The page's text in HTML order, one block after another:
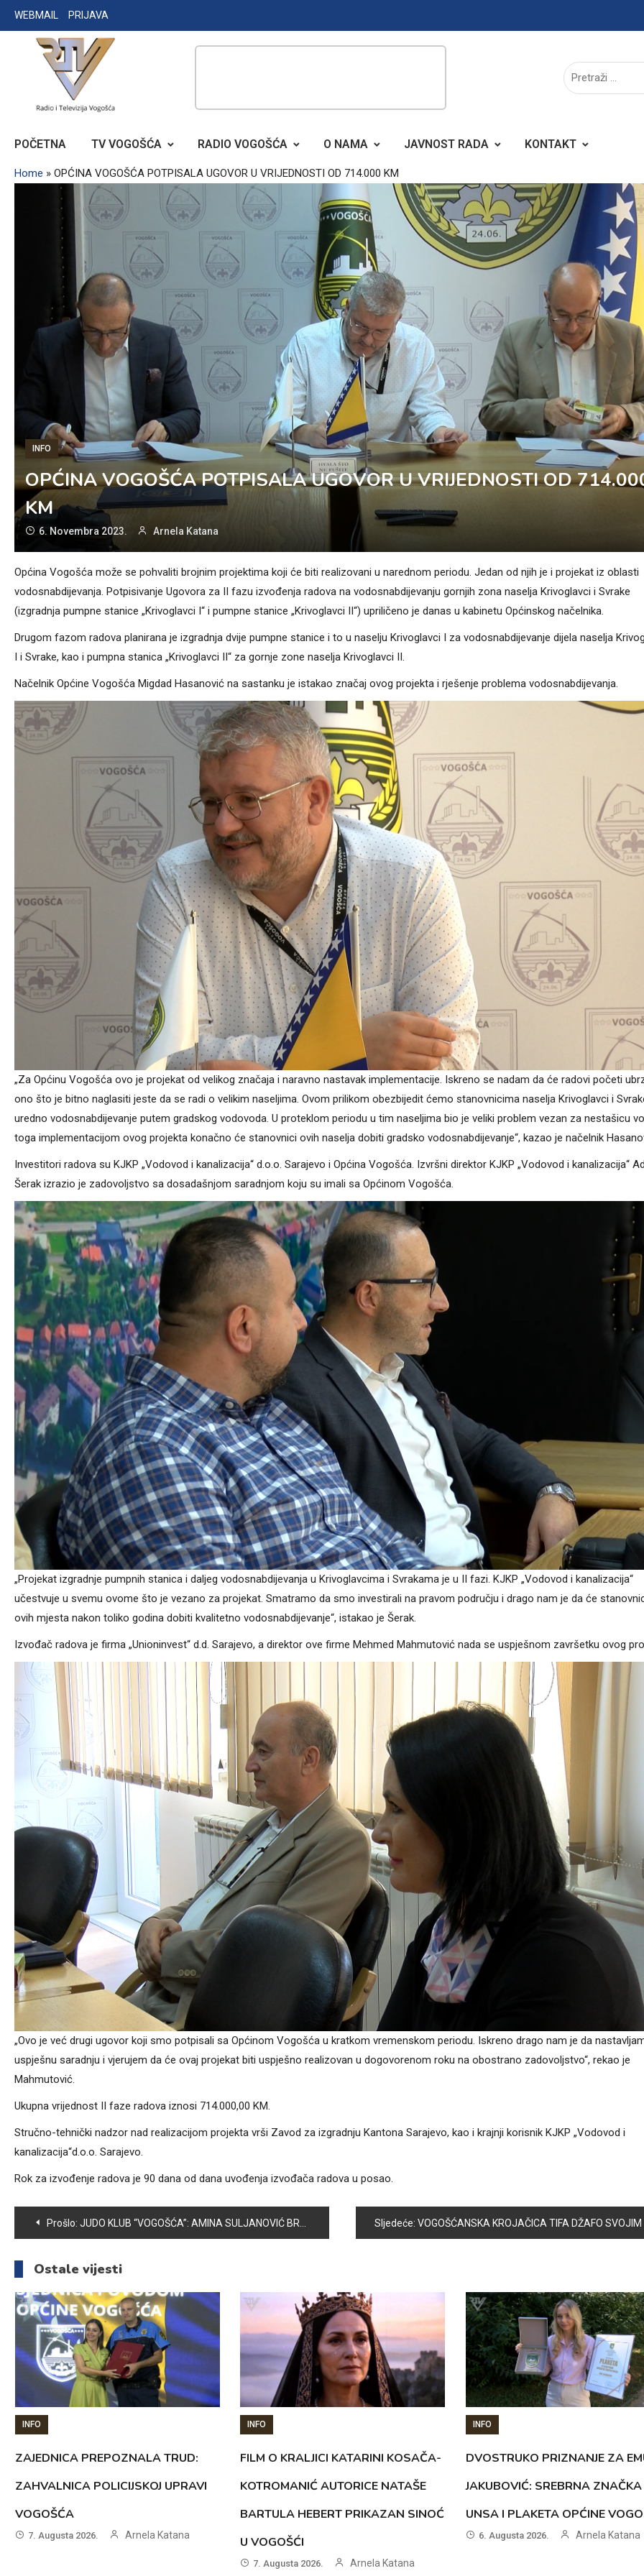
Skip
to
WEBMAIL PRIJAVA
RADIO TELEVIZIJA VOGOŠĆA
POČETNA TV VOGOŠĆA RADIO VOGOŠĆA O NAMA JAVNOST RADA KONTAKT
Home » OPĆINA VOGOŠĆA POTPISALA UGOVOR U VRIJEDNOSTI OD 714.000 KM
INFO
OPĆINA VOGOŠĆA POTPISALA UGOVOR U VRIJEDNOSTI OD
KM
6. Novembra 2023. Arnela Katana
Općina Vogošća može se pohvaliti brojnim projektima koji će biti realizovani u narednom periodu. Jedan od njih je i projekat iz oblasti
vodosnabdijevanja. Potpisivanje Ugovora za II fazu izvođenja radova na vodosnabdijevanju gornjih zona naselja Krivoglavci i Svrake
(izgradnja pumpne stanice „Krivoglavci I“ i pumpne stanice „Krivoglavci II“) upriličeno je danas u kabinetu Općinskog načelnika.
Drugom fazom radova planirana je izgradnja dvije pumpne stanice i to u naselju Krivoglavci I za vodosnabdijevanje dijela naselja
I i Svrake, kao i pumpna stanica „Krivoglavci II“ za gornje zone naselja Krivoglavci II.
Načelnik Općine Vogošća Migdad Hasanović na sastanku je istakao značaj ovog projekta i rješenje problema vodosnabdijevanja.
„Za Općinu Vogošća ovo je projekat od velikog značaja i naravno nastavak implementacije. Iskreno se nadam da će radovi početi
ono što je bitno naglasiti jeste da se radi o velikim naseljima. Ovom prilikom obezbijedit ćemo stanovnicima naselja Krivoglavci i
uredno vodosnabdijevanje putem gradskog vodovoda. U proteklom periodu u tim naseljima bio je veliki problem vezan za nestašicu
toga implementacijom ovog projekta konačno će stanovnici ovih naselja dobiti gradsko vodosnabdijevanje“, kazao je načelnik
Investitori radova su KJKP „Vodovod i kanalizacija“ d.o.o. Sarajevo i Općina Vogošća. Izvršni direktor KJKP „Vodovod i kanalizacija“
Šerak izrazio je zadovoljstvo sa dosadašnjom saradnjom koju su imali sa Općinom Vogošća.
„Projekat izgradnje pumpnih stanica i daljeg vodosnabdijevanja u Krivoglavcima i Svrakama je u II fazi. KJKP „Vodovod i kanalizacija“
učestvuje u svemu ovome što je vezano za projekat. Smatramo da smo investirali na pravom području i drago nam je da će
ovih mjesta nakon toliko godina dobiti kvalitetno vodosnabdijevanje“, istakao je Šerak.
Izvođač radova je firma „Unioninvest“ d.d. Sarajevo, a direktor ove firme Mehmed Mahmutović nada se uspješnom završetku ovog
„Ovo je već drugi ugovor koji smo potpisali sa Općinom Vogošća u kratkom vremenskom periodu. Iskreno drago nam je da
uspješnu saradnju i vjerujem da će ovaj projekat biti uspješno realizovan u dogovorenom roku na obostrano zadovoljstvo“, rekao je
Mahmutović.
Ukupna vrijednost II faze radova iznosi 714.000,00 KM.
Stručno-tehnički nadzor nad realizacijom projekta vrši Zavod za izgradnju Kantona Sarajevo, kao i krajnji korisnik KJKP „Vodovod i
kanalizacija“d.o.o. Sarajevo.
Rok za izvođenje radova je 90 dana od dana uvođenja izvođača radova u posao.
Navigacija
članaka
Prošlo: JUDO KLUB “VOGOŠĆA”: AMINA SULJANOVIĆ BRONZANA U MOSTARU Sljedeće: VOGOŠĆANSKA KROJAČICA TIFA DŽAFO SVOJIM VJEŠTIM RUKAMA PRAVI PRAVA MALA UMJETNIČKA DJELA I ŠNAJDERAJ ČUVA OD ZABORAVA
Ostale vijesti
INFO
ZAJEDNICA PREPOZNALA TRUD:
ZAHVALNICA POLICIJSKOJ UPRAVI
VOGOŠĆA
7. Augusta 2026. Arnela Katana
INFO
FILM O KRALJICI KATARINI KOSAČA-
KOTROMANIĆ AUTORICE NATAŠE
BARTULA HEBERT PRIKAZAN SINOĆ
U VOGOŠĆI
7. Augusta 2026. Arnela Katana
INFO
DVOSTRUKO PRIZNANJE ZA
JAKUBOVIĆ: SREBRNA ZNAČKA
UNSA I PLAKETA OPĆINE
6. Augusta 2026. Arnela Katana